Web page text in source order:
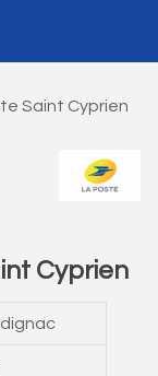
Saint Cyprien
Cyprien